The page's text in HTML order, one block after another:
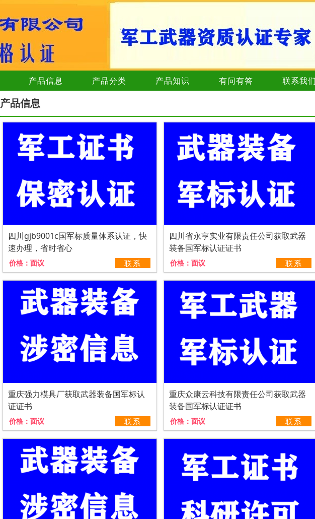
产品信息 产品分类 产品知识 有问有答 联系我们
产品信息
四川gjb9001c国军标质量体系认证，快
速办理，省时省心
价格： 面议 联系
四川省永亨实业有限责任公司获取武器
装备国军标认证证书
价格： 面议 联系
重庆强力模具厂获取武器装备国军标认
证证书
价格： 面议 联系
重庆众康云科技有限责任公司获取武器
装备国军标认证证书
价格： 面议 联系